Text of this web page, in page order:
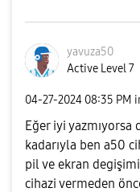
yavuza50
Active Level 7
‎04-27-2024 08:35 PM
Eğer iyi
kadarıyla ben a50
pil ve ekran
cihazi vermeden